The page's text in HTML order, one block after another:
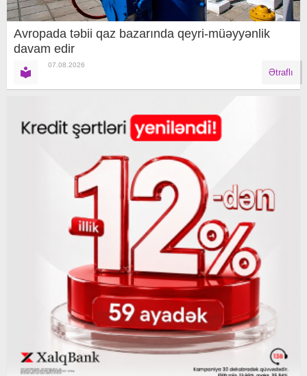
Avropada təbii qaz bazarında qeyri-müəyyənlik
davam edir
07.08.2026
Ətraflı